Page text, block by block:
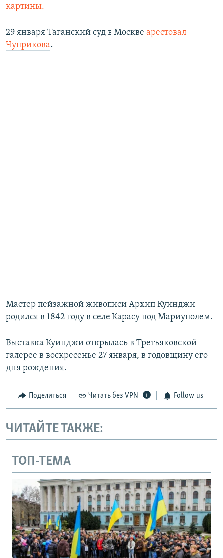
картины.
29 января Таганский суд в Москве арестовал
Чуприкова.
Мастер пейзажной живописи Архип Куинджи
родился в 1842 году в селе Карасу под Мариуполем.
Выставка Куинджи открылась в Третьяковской
галерее в воскресенье 27 января, в годовщину его
дня рождения.
Поделиться Читать без VPN Follow us
ЧИТАЙТЕ ТАКЖЕ:
ТОП-ТЕМА